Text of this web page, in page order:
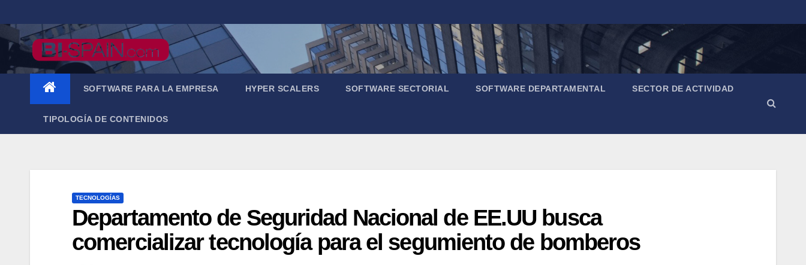
al
contenido
SOFTWARE PARA LA EMPRESA HYPER SCALERS SOFTWARE SECTORIAL SOFTWARE DEPARTAMENTAL SECTOR DE ACTIVIDAD
TIPOLOGÍA DE CONTENIDOS
TECNOLOGÍAS
Departamento de Seguridad Nacional de EE.UU busca
comercializar tecnología para el segumiento de bomberos